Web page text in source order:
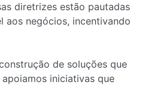
diretrizes estão pautadas
aos negócios, incentivando
de soluções que
iniciativas que